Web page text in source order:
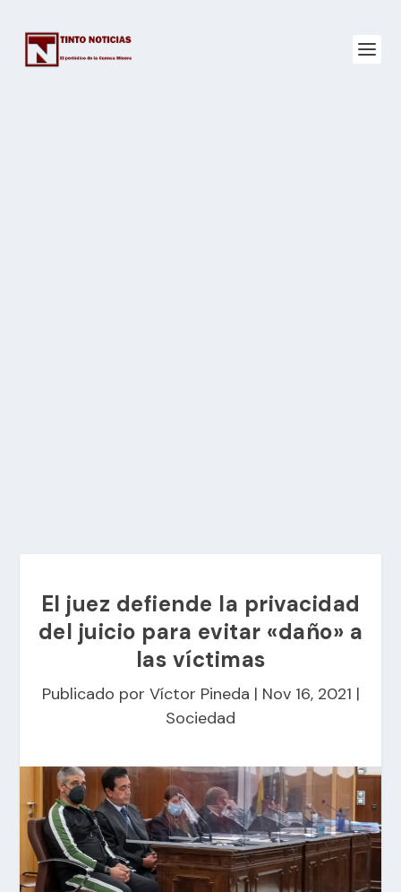
El juez defiende la privacidad
del juicio para evitar «daño» a
las víctimas
Publicado por Víctor Pineda | Nov 16, 2021 |
Sociedad